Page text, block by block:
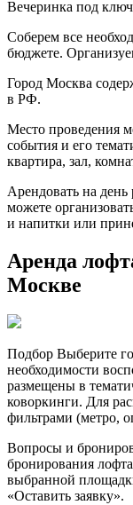
Вечеринка под ключ
Соберем все
бюджете.
Город Москва
в РФ.
Место проведения
события и его
квартира, зал,
Арендовать на
можете
и напитки или
Аренда
Москве
Подбор Выберите
необходимости
размещены в
коворкинги. Для
фильтрами (метро,
Вопросы и
бронирования
выбранной
«Оставить заявку».